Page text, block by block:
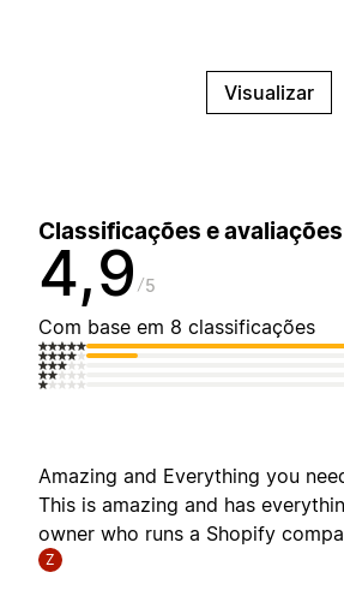
Visualizar
Classificações e avaliações
4,9 5
Com base em 8 classificações
Amazing and Everything you
This is amazing and has
owner who runs a Shopify
Z